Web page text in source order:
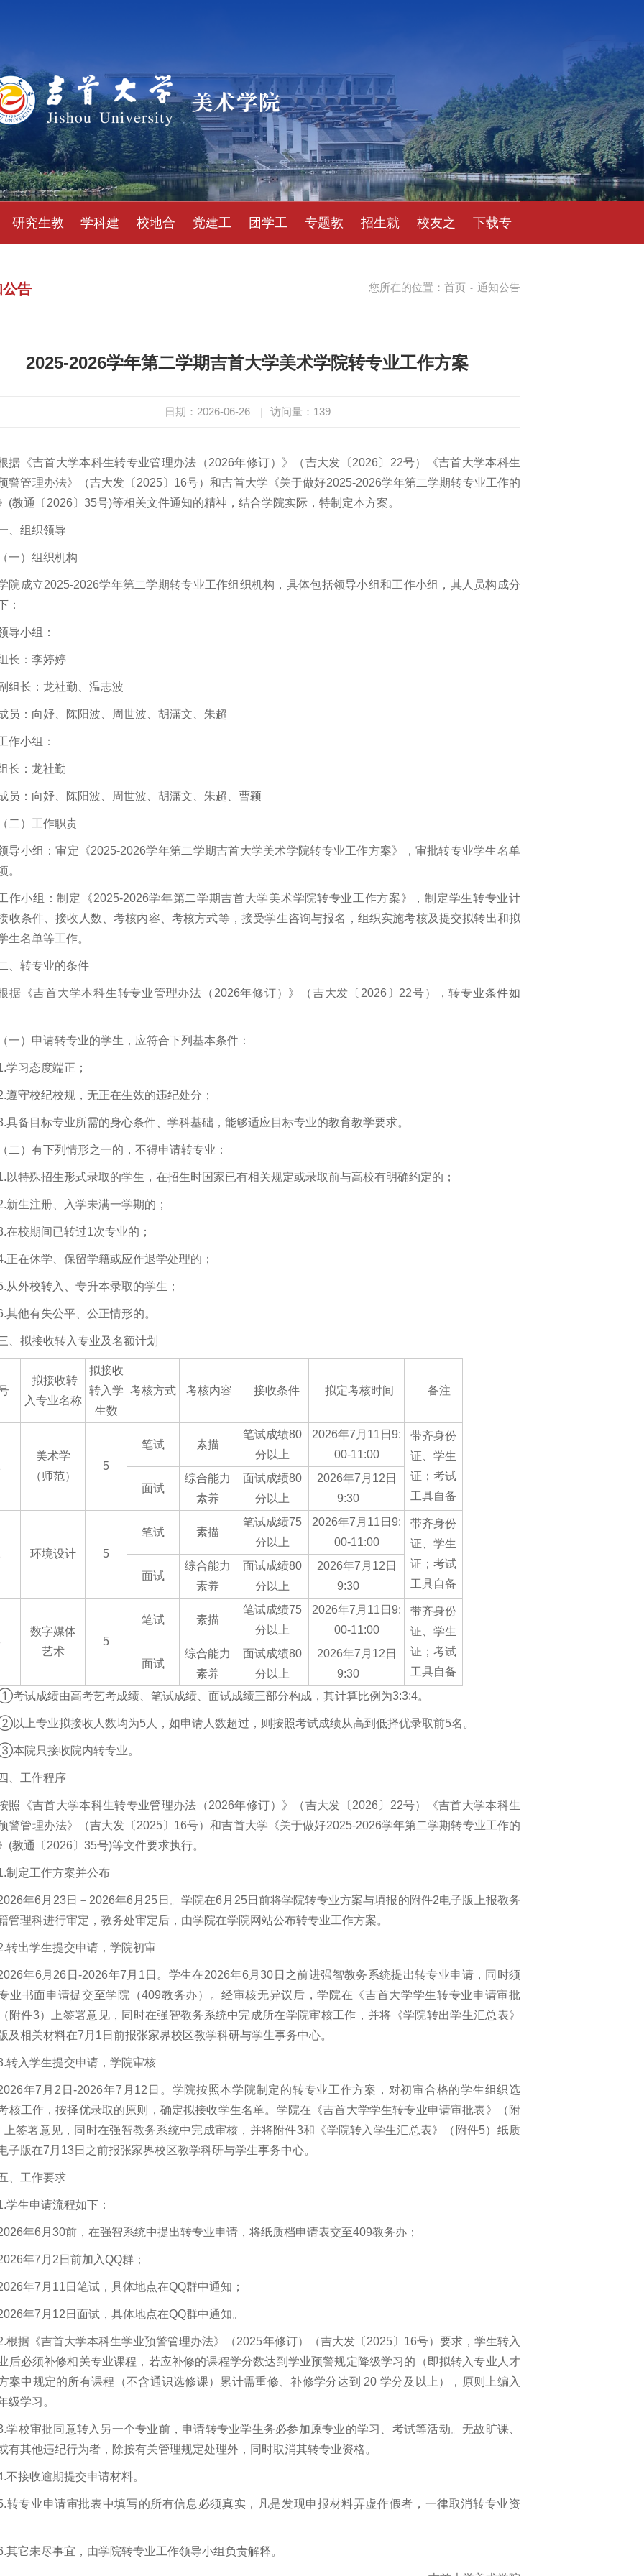
研究生教 学科建 校地合 党建工 团学工 专题教 招生就 校友之 下载专
您所在的位置： 首页 - 通知公告
告
2025-2026学年第二学期吉首大学美术学院转专业工作方案
日期：2026-06-26 | 访问量： 139
据《吉首大学本科生转专业管理办法（2026年修订）》（吉大发〔2026〕22号）《吉首大学本科生
警管理办法》（吉大发〔2025〕16号）和吉首大学《关于做好2025-2026学年第二学期转专业工作的
(教通〔2026〕35号)等相关文件通知的精神，结合学院实际，特制定本方案。
、组织领导
一）组织机构
院成立2025-2026学年第二学期转专业工作组织机构，具体包括领导小组和工作小组，其人员构成分
：
导小组：
长：李婷婷
组长：龙社勤、温志波
员：向妤、陈阳波、周世波、胡潇文、朱超
作小组：
长：龙社勤
员：向妤、陈阳波、周世波、胡潇文、朱超、曹颖
二）工作职责
导小组：审定《2025-2026学年第二学期吉首大学美术学院转专业工作方案》，审批转专业学生名单
。
作小组：制定《2025-2026学年第二学期吉首大学美术学院转专业工作方案》，制定学生转专业计
收条件、接收人数、考核内容、考核方式等，接受学生咨询与报名，组织实施考核及提交拟转出和拟
生名单等工作。
、转专业的条件
据《吉首大学本科生转专业管理办法（2026年修订）》（吉大发〔2026〕22号），转专业条件如
一）申请转专业的学生，应符合下列基本条件：
学习态度端正；
遵守校纪校规，无正在生效的违纪处分；
具备目标专业所需的身心条件、学科基础，能够适应目标专业的教育教学要求。
二）有下列情形之一的，不得申请转专业：
以特殊招生形式录取的学生，在招生时国家已有相关规定或录取前与高校有明确约定的；
新生注册、入学未满一学期的；
在校期间已转过1次专业的；
正在休学、保留学籍或应作退学处理的；
从外校转入、专升本录取的学生；
其他有失公平、公正情形的。
、拟接收转入专业及名额计划
拟接收转
入专业名称
拟接收
转入学
生数
考核方式 考核内容 接收条件 拟定考核时间 备注
美术学
（师范）
5
笔试 素描
笔试成绩80
分以上
2026年7月11日9:
00-11:00
带齐身份
证、学生
证；考试
工具自备
面试
综合能力
素养
面试成绩80
分以上
2026年7月12日
9:30
环境设计 5
笔试 素描
笔试成绩75
分以上
2026年7月11日9:
00-11:00
带齐身份
证、学生
证；考试
工具自备
面试
综合能力
素养
面试成绩80
分以上
2026年7月12日
9:30
数字媒体
艺术
5
笔试 素描
笔试成绩75
分以上
2026年7月11日9:
00-11:00
带齐身份
证、学生
证；考试
工具自备
面试
综合能力
素养
面试成绩80
分以上
2026年7月12日
9:30
考试成绩由高考艺考成绩、笔试成绩、面试成绩三部分构成，其计算比例为3:3:4。
以上专业拟接收人数均为5人，如申请人数超过，则按照考试成绩从高到低择优录取前5名。
本院只接收院内转专业。
、工作程序
照《吉首大学本科生转专业管理办法（2026年修订）》（吉大发〔2026〕22号）《吉首大学本科生
警管理办法》（吉大发〔2025〕16号）和吉首大学《关于做好2025-2026学年第二学期转专业工作的
(教通〔2026〕35号)等文件要求执行。
制定工作方案并公布
年6月23日－2026年6月25日。学院在6月25日前将学院转专业方案与填报的附件2电子版上报教务
管理科进行审定，教务处审定后，由学院在学院网站公布转专业工作方案。
转出学生提交申请，学院初审
年6月26日-2026年7月1日。学生在2026年6月30日之前进强智教务系统提出转专业申请，同时须
业书面申请提交至学院（409教务办）。经审核无异议后，学院在《吉首大学学生转专业申请审批
附件3）上签署意见，同时在强智教务系统中完成所在学院审核工作，并将《学院转出学生汇总表》
及相关材料在7月1日前报张家界校区教学科研与学生事务中心。
转入学生提交申请，学院审核
年7月2日-2026年7月12日。学院按照本学院制定的转专业工作方案，对初审合格的学生组织选
核工作，按择优录取的原则，确定拟接收学生名单。学院在《吉首大学学生转专业申请审批表》（附
上签署意见，同时在强智教务系统中完成审核，并将附件3和《学院转入学生汇总表》（附件5）纸质
子版在7月13日之前报张家界校区教学科研与学生事务中心。
、工作要求
学生申请流程如下：
年6月30前，在强智系统中提出转专业申请，将纸质档申请表交至409教务办；
年7月2日前加入QQ群；
年7月11日笔试，具体地点在QQ群中通知；
年7月12日面试，具体地点在QQ群中通知。
根据《吉首大学本科生学业预警管理办法》（2025年修订）（吉大发〔2025〕16号）要求，学生转入
后必须补修相关专业课程，若应补修的课程学分数达到学业预警规定降级学习的（即拟转入专业人才
案中规定的所有课程（不含通识选修课）累计需重修、补修学分达到 20 学分及以上），原则上编入
级学习。
学校审批同意转入另一个专业前，申请转专业学生务必参加原专业的学习、考试等活动。无故旷课、
有其他违纪行为者，除按有关管理规定处理外，同时取消其转专业资格。
不接收逾期提交申请材料。
转专业申请审批表中填写的所有信息必须真实，凡是发现申报材料弄虚作假者，一律取消转专业资
其它未尽事宜，由学院转专业工作领导小组负责解释。